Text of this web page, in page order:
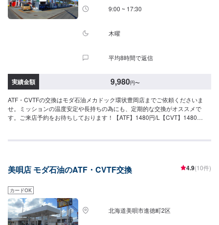
9:00 ~ 17:30
木曜
平均8時間で返信
実績金額 9,980円〜
ATF・CVTFの交換はモダ石油メカドック環状豊岡店までご依頼くださいま
せ。ミッションの温度安定や長持ちの為にも、定期的な交換がオススメで
す。ご来店予約をお待ちしております！【ATF】1480円/L【CVT】1480
美唄店 モダ石油のATF・CVTF交換 4.9(10件)
カードOK
北海道美唄市進徳町2区